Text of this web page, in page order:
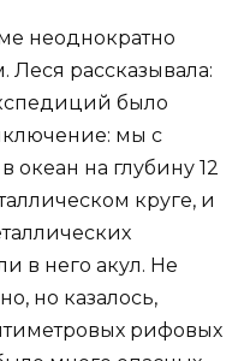
неоднократно
Леся рассказывала:
было
мы с
океан на глубину 12
круге, и
в него акул. Не
но казалось,
рифовых